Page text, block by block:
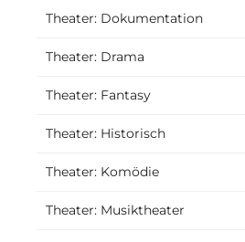
Theater: Dokumentation
Theater: Drama
Theater: Fantasy
Theater: Historisch
Theater: Komödie
Theater: Musiktheater